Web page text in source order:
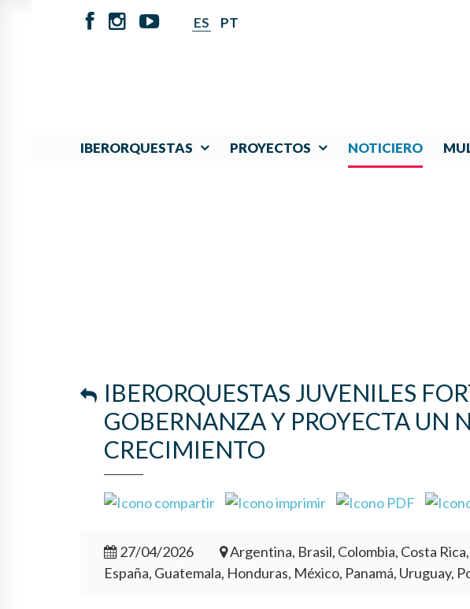
ES PT
IBERORQUESTAS PROYECTOS NOTICIERO
IBERORQUESTAS JUVENILES
GOBERNANZA Y PROYECTA UN
CRECIMIENTO
27/04/2026
Argentina, Brasil, Colombia, Costa
España, Guatemala, Honduras, México, Panamá, Uruguay,